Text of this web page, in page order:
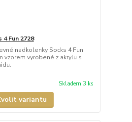
4 Fun 2728
nadkolenky Socks 4 Fun
vzorem vyrobené z akrylu s
Skladem 3 ks
variantu